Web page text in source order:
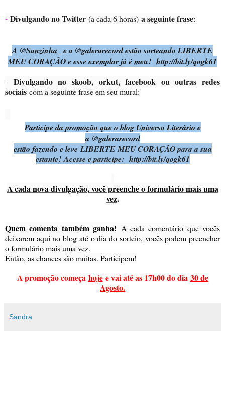
- Divulgando no Twitter (a cada 6 horas) a seguinte frase:
A @Sanzinha_ e a @galerarecord estão sorteando LIBERTE
MEU CORAÇÃO e esse exemplar já é meu! http://bit.ly/qogk61
- Divulgando no skoob, orkut, facebook ou outras redes
sociais com a seguinte frase em seu mural:
Participe da promoção que o blog Universo Literário e
a @galerarecord
estão fazendo e leveLIBERTE MEU CORAÇÃO para a sua
estante! Acesse e participe: http://bit.ly/qogk61
A cada nova divulgação, você preenche o formulário mais uma
vez.
Quem comenta também ganha! A cada comentário que vocês
deixarem aqui no blog até o dia do sorteio, vocês podem preencher
o formulário mais uma vez.
Então, as chances são muitas. Participem!
A promoção começa hojee vai até as 17h00 do dia 30 de
Agosto.
Sandra